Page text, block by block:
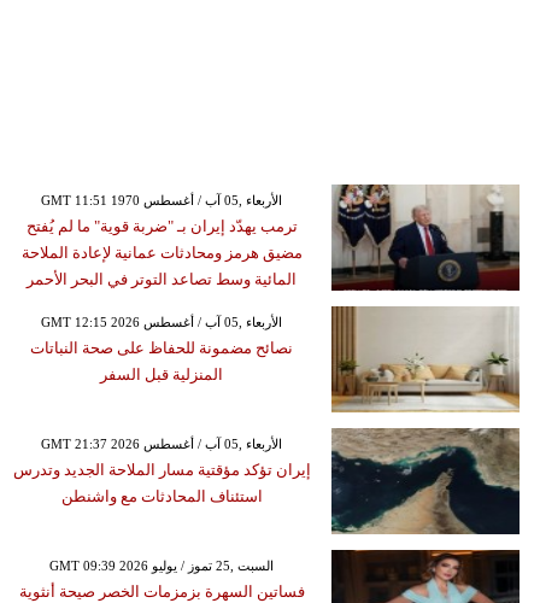
GMT 11:51 1970 الأربعاء ,05 آب / أغسطس
ترمب يهدّد إيران بـ "ضربة قوية" ما لم يُفتح
مضيق هرمز ومحادثات عمانية لإعادة الملاحة
المائية وسط تصاعد التوتر في البحر الأحمر
GMT 12:15 2026 الأربعاء ,05 آب / أغسطس
نصائح مضمونة للحفاظ على صحة النباتات
المنزلية قبل السفر
GMT 21:37 2026 الأربعاء ,05 آب / أغسطس
إيران تؤكد مؤقتية مسار الملاحة الجديد وتدرس
استئناف المحادثات مع واشنطن
GMT 09:39 2026 السبت ,25 تموز / يوليو
فساتين السهرة بزمزمات الخصر صيحة أنثوية